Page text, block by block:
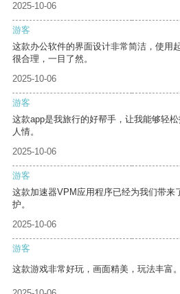
2025-10-06
游客
这款办公软件的界面设计非常简洁，使用
很合理，一目了然。
2025-10-06
游客
这款app是我旅行的好帮手，让我能够轻
人情。
2025-10-06
游客
这款加速器VPM应用程序已经为我们带来
护。
2025-10-06
游客
这款游戏非常好玩，画面精美，玩法丰富。